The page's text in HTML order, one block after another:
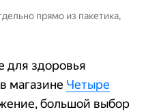
прямо из пакетика,
для здоровья
магазине Четыре
большой выбор